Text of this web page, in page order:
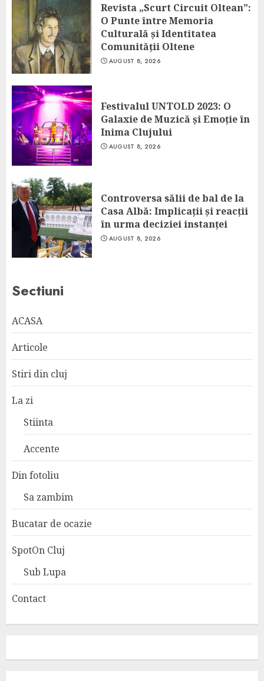
Revista „Scurt Circuit Oltean”:
O Punte între Memoria
Culturală și Identitatea
Comunității Oltene
AUGUST 8, 2026
Festivalul UNTOLD 2023: O
Galaxie de Muzică și Emoție în
Inima Clujului
AUGUST 8, 2026
Controversa sălii de bal de la
Casa Albă: Implicații și reacții
în urma deciziei instanței
AUGUST 8, 2026
Sectiuni
ACASA
Articole
Stiri din cluj
La zi
Stiinta
Accente
Din fotoliu
Sa zambim
Bucatar de ocazie
SpotOn Cluj
Sub Lupa
Contact